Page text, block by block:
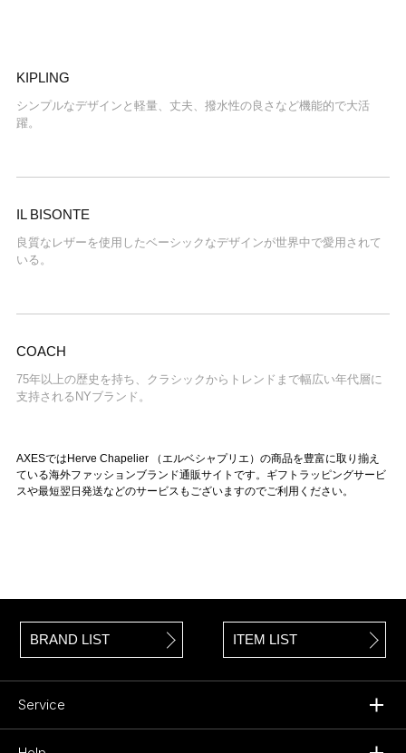
KIPLING
シンプルなデザインと軽量、丈夫、撥水性の良さなど機能的で大活
躍。
IL BISONTE
良質なレザーを使用したベーシックなデザインが世界中で愛用されて
いる。
COACH
75年以上の歴史を持ち、クラシックからトレンドまで幅広い年代層に
支持されるNYブランド。
AXESではHerve Chapelier （エルベシャプリエ）の商品を豊富に取り揃え
ている海外ファッションブランド通販サイトです。ギフトラッピングサービ
スや最短翌日発送などのサービスもございますのでご利用ください。
BRAND LIST ITEM LIST
Service